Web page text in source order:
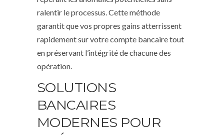
ralentir le processus. Cette méthode
garantit que vos propres gains atterrissent
rapidement sur votre compte bancaire tout
en préservant l’intégrité de chacune des
opération.
SOLUTIONS
BANCAIRES
MODERNES POUR